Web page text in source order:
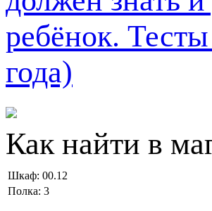
Как найти в
Шкаф: 00.12
Полка: 3